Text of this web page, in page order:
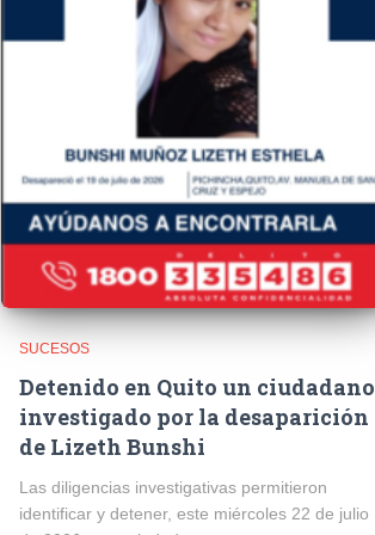
SUCESOS
Detenido en Quito un ciudadano
investigado por la desaparición
de Lizeth Bunshi
Las diligencias investigativas permitieron
identificar y detener, este miércoles 22 de julio